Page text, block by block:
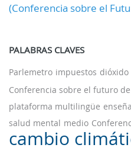
(Conferencia sobre el
PALABRAS CLAVES
Parlemetro impuestos dióxido
Conferencia sobre el futuro
plataforma multilingüe
salud mental medio
cambio